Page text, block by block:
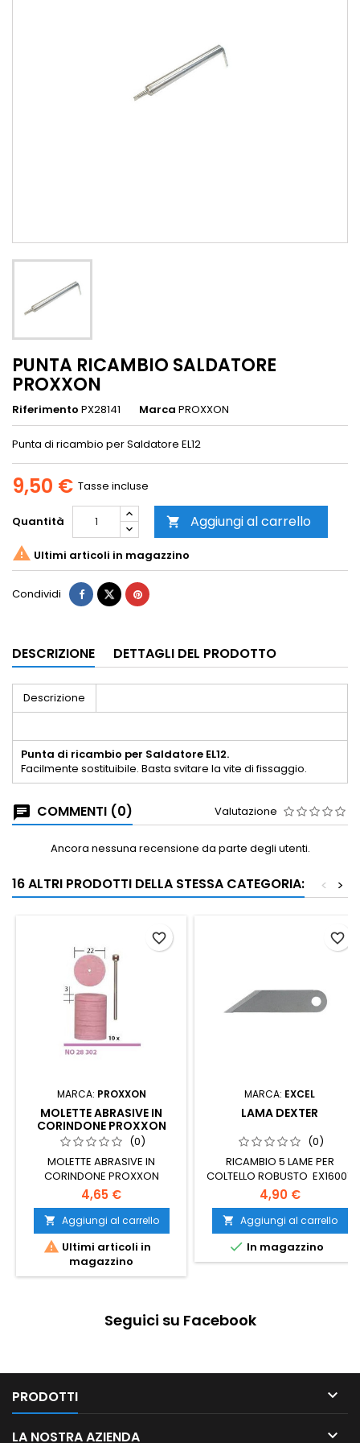
PUNTA RICAMBIO SALDATORE
PROXXON
Riferimento PX28141 Marca PROXXON
Punta di ricambio per Saldatore EL12
9,50 € Tasse incluse
Quantità  Aggiungi al carrello
 Ultimi articoli in magazzino
Condividi
DESCRIZIONE DETTAGLI DEL PRODOTTO
Descrizione
Punta di ricambio per Saldatore EL12.
Facilmente sostituibile. Basta svitare la vite di fissaggio.
COMMENTI (0) Valutazione
Ancora nessuna recensione da parte degli utenti.
16 ALTRI PRODOTTI DELLA STESSA CATEGORIA: >
<
MARCA: PROXXON
MOLETTE ABRASIVE IN
CORINDONE PROXXON
(0)
MOLETTE ABRASIVE IN
CORINDONE PROXXON
(conf.10 pz)
4,65 €
 Aggiungi al carrello
 Ultimi articoli in
magazzino
favorite_border
MARCA: EXCEL
LAMA DEXTER
(0)
RICAMBIO 5 LAME PER
COLTELLO ROBUSTO EX16007
4,90 €
 Aggiungi al carrello
 In magazzino
favorite_border
Seguici su Facebook
PRODOTTI 
LA NOSTRA AZIENDA 